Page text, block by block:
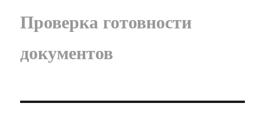
Проверка готовности
документов